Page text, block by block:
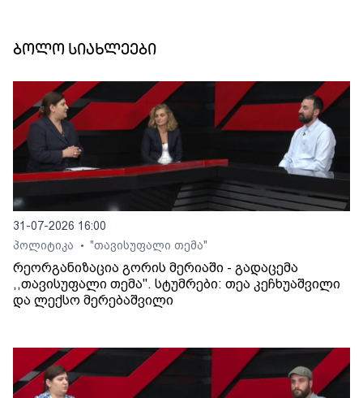
ბოლო სიახლეები
31-07-2026 16:00
პოლიტიკა
• "თავისუფალი თემა"
რეორგანიზაცია გორის მერიაში - გადაცემა
,,თავისუფალი თემა". სტუმრები: თეა კეჩხუაშვილი
და ლექსო მერებაშვილი